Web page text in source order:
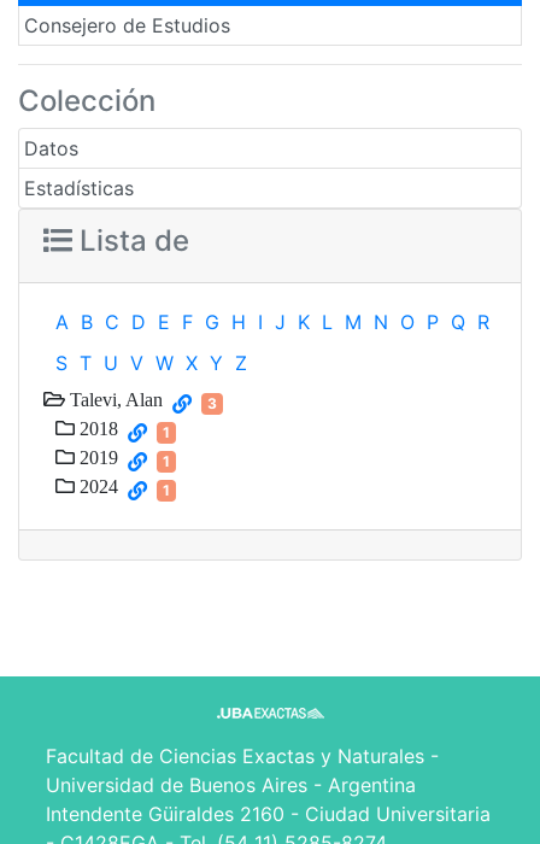
Consejero de Estudios
Colección
Datos
Estadísticas
Lista de
A B C D E F G H I J K L M N O P Q R
S T U V W X Y Z
Talevi, Alan 3
2018 1
2019 1
2024 1
Facultad de Ciencias Exactas y Naturales -
Universidad de Buenos Aires - Argentina
Intendente Güiraldes 2160 - Ciudad Universitaria